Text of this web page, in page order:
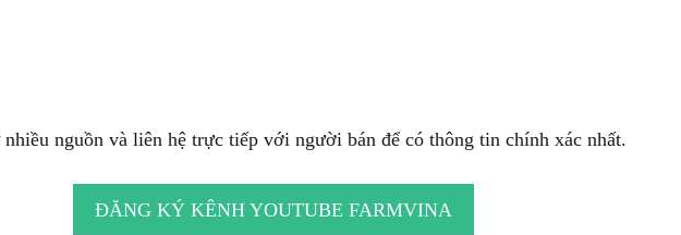
nguồn và liên hệ trực tiếp với người bán để có thông tin chính xác nhất.
ĐĂNG KÝ KÊNH YOUTUBE FARMVINA